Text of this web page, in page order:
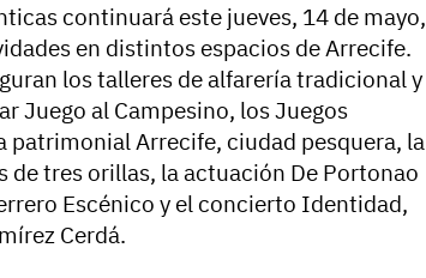
continuará este jueves, 14 de mayo,
en distintos espacios de Arrecife.
los talleres de alfarería tradicional y
Juego al Campesino, los Juegos
patrimonial Arrecife, ciudad pesquera, la
tres orillas, la actuación De Portonao
Escénico y el concierto Identidad,
Cerdá.